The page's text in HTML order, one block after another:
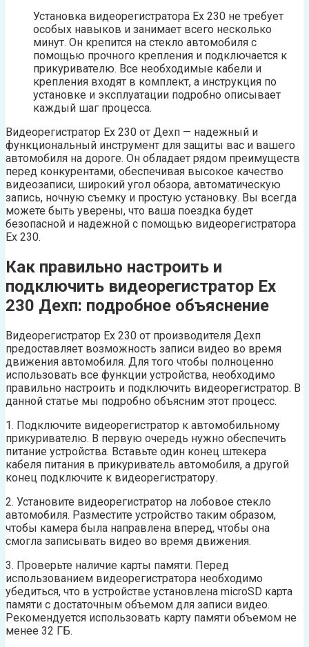
Установка видеорегистратора Ех 230 не требует
особых навыков и занимает всего несколько
минут. Он крепится на стекло автомобиля с
помощью прочного крепления и подключается к
прикуривателю. Все необходимые кабели и
крепления входят в комплект, а инструкция по
установке и эксплуатации подробно описывает
каждый шаг процесса.
Видеорегистратор Ех 230 от Дехп — надежный и
функциональный инструмент для защиты вас и вашего
автомобиля на дороге. Он обладает рядом преимуществ
перед конкурентами, обеспечивая высокое качество
видеозаписи, широкий угол обзора, автоматическую
запись, ночную съемку и простую установку. Вы всегда
можете быть уверены, что ваша поездка будет
безопасной и надежной с помощью видеорегистратора
Ех 230.
Как правильно настроить и
подключить видеорегистратор Ех
230 Дехп: подробное объяснение
Видеорегистратор Ех 230 от производителя Дехп
предоставляет возможность записи видео во время
движения автомобиля. Для того чтобы полноценно
использовать все функции устройства, необходимо
правильно настроить и подключить видеорегистратор. В
данной статье мы подробно объясним этот процесс.
1. Подключите видеорегистратор к автомобильному
прикуривателю. В первую очередь нужно обеспечить
питание устройства. Вставьте один конец штекера
кабеля питания в прикуриватель автомобиля, а другой
конец подключите к видеорегистратору.
2. Установите видеорегистратор на лобовое стекло
автомобиля. Разместите устройство таким образом,
чтобы камера была направлена вперед, чтобы она
смогла записывать видео во время движения.
3. Проверьте наличие карты памяти. Перед
использованием видеорегистратора необходимо
убедиться, что в устройстве установлена microSD карта
памяти с достаточным объемом для записи видео.
Рекомендуется использовать карту памяти объемом не
менее 32 ГБ.